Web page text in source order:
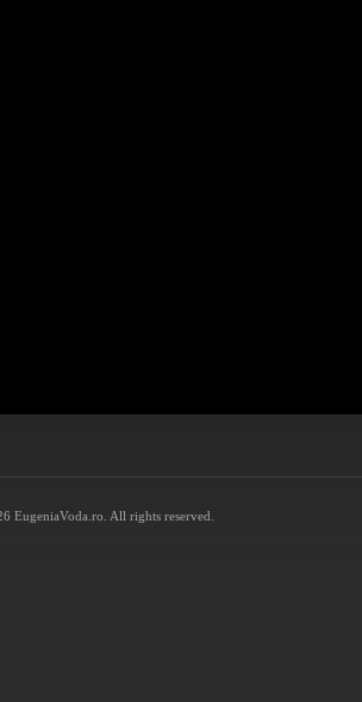
EugeniaVoda.ro. All rights reserved.